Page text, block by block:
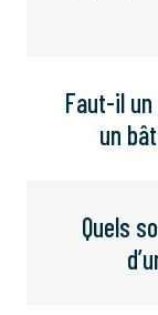
Faut-il
un
Quels